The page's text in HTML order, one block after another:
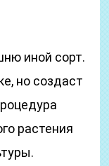
иной сорт.
но создаст
растения